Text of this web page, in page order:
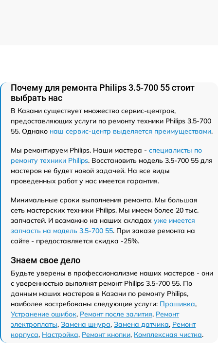
Почему для ремонта Philips 3.5-700 55 стоит
выбрать нас
В Казани существует множество сервис-центров,
предоставляющих услуги по ремонту техники Philips 3.5-700
55. Однако наш сервис-центр выделяется преимуществами.
Мы ремонтируем Philips. Наши мастера - специалисты по
ремонту техники Philips. Восстановить модель 3.5-700 55 для
мастеров не будет новой задачей. На все виды
проведенных работ у нас имеется гарантия.
Минимальные сроки выполнения ремонта. Мы большая
сеть мастерских техники Philips. Мы имеем более 20 тыс.
запчастей. И возможно на наших складах уже имеется
запчасть на модель 3.5-700 55. При заказе ремонта на
сайте - предоставляется скидка -25%.
Знаем свое дело
Будьте уверены в профессионализме наших мастеров - они
с уверенностью выполнят ремонт Philips 3.5-700 55. По
данным наших мастеров в Казани по ремонту Philips,
наиболее востребованы следующие услуги: Прошивка,
Устранение ошибок, Ремонт после залития, Ремонт
электроплаты, Замена шнура, Замена датчика, Ремонт
корпуса, Настройка, Ремонт кнопки, Комплексная чистка.